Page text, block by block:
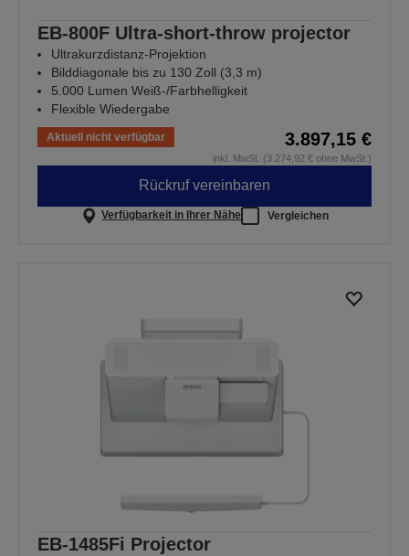
EB-800F Ultra-short-throw projector
Ultrakurzdistanz-Projektion
Bilddiagonale bis zu 130 Zoll (3,3 m)
5.000 Lumen Weiß-/Farbhelligkeit
Flexible Wiedergabe
Aktuell nicht verfügbar 3.897,15 €
inkl. MwSt. (3.274,92 € ohne MwSt.)
Rückruf vereinbaren
Verfügbarkeit in Ihrer Nähe Vergleichen
EB-1485Fi Projector